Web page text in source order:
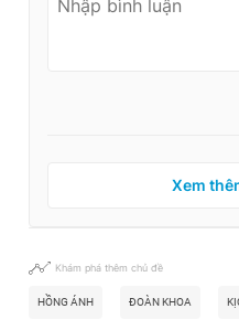
Xem
Khám phá thêm chủ đề
HỒNG ÁNH ĐOÀN KHOA